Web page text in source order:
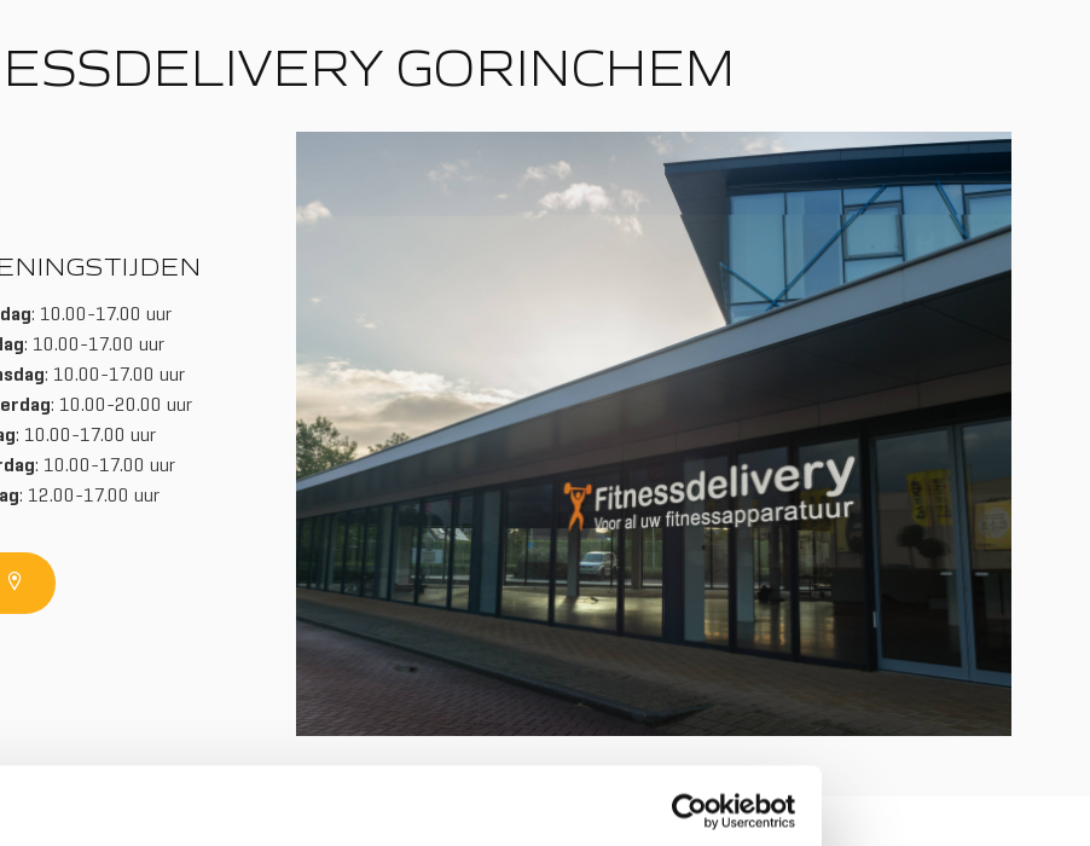
HOUT HOUT/STAAL
GORINCHEM
: 10.00-17.00 uur
: 10.00-17.00 uur
: 10.00-17.00 uur
: 10.00-20.00 uur
: 10.00-17.00 uur
: 10.00-17.00 uur
: 12.00-17.00 uur